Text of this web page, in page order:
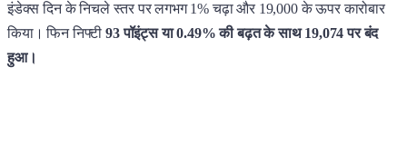
इंडेक्स दिन के निचले स्तर पर लगभग 1% चढ़ा और 19,000 के ऊपर कारोबार
किया। फिन निफ्टी 93 पॉइंट्स या 0.49% की बढ़त के साथ 19,074 पर बंद
हुआ।